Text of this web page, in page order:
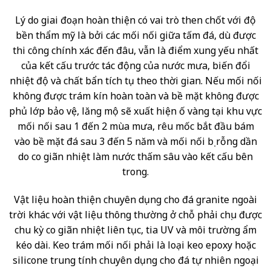
Lý do giai đoạn hoàn thiện có vai trò then chốt với độ
bền thẩm mỹ là bởi các mối nối giữa tấm đá, dù được
thi công chính xác đến đâu, vẫn là điểm xung yếu nhất
của kết cấu trước tác động của nước mưa, biến đổi
nhiệt độ và chất bẩn tích tụ theo thời gian. Nếu mối nối
không được trám kín hoàn toàn và bề mặt không được
phủ lớp bảo vệ, lăng mộ sẽ xuất hiện ố vàng tại khu vực
mối nối sau 1 đến 2 mùa mưa, rêu mốc bắt đầu bám
vào bề mặt đá sau 3 đến 5 năm và mối nối bị rỗng dần
do co giãn nhiệt làm nước thấm sâu vào kết cấu bên
trong.
Vật liệu hoàn thiện chuyên dụng cho đá granite ngoài
trời khác với vật liệu thông thường ở chỗ phải chịu được
chu kỳ co giãn nhiệt liên tục, tia UV và môi trường ẩm
kéo dài. Keo trám mối nối phải là loại keo epoxy hoặc
silicone trung tính chuyên dụng cho đá tự nhiên ngoại